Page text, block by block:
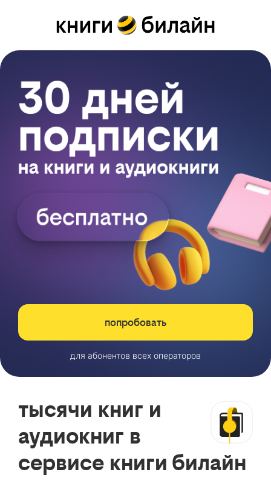
попробовать
для абонентов всех операторов
тысячи книг и
аудиокниг в
сервисе книги билайн